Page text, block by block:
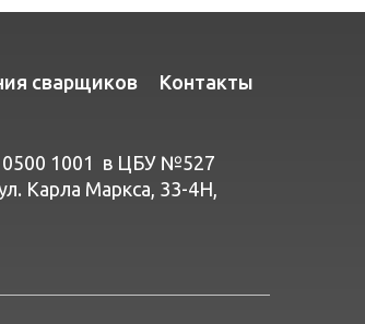
сварщиков Контакты
0500 1001 в ЦБУ №527
Карла Маркса, 33-4Н,